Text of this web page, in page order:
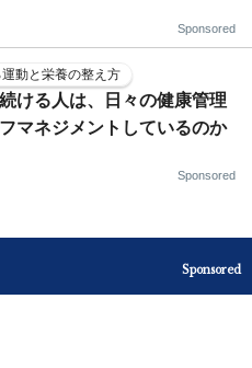
Sponsored
動と栄養の整え方
ける人は、日々の健康管理
マネジメントしているのか
Sponsored
Sponsored